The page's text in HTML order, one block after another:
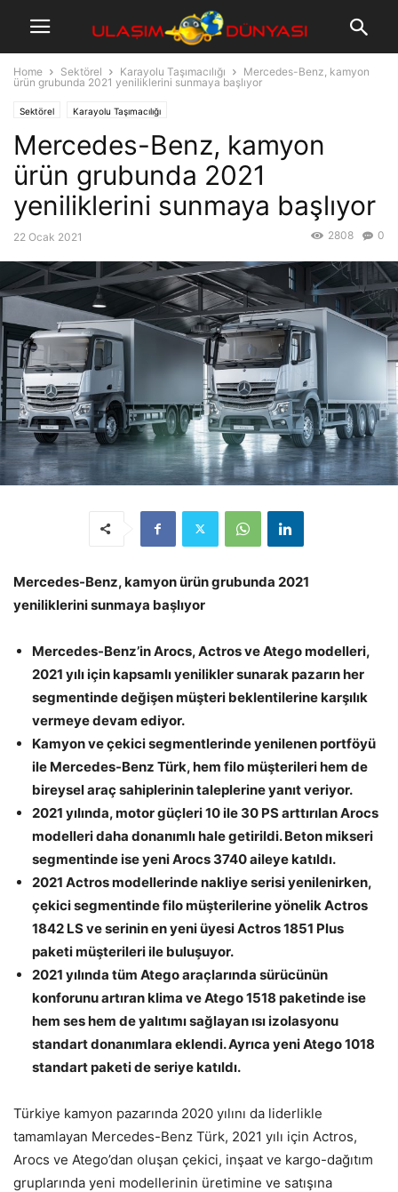
Home Sektörel Karayolu Taşımacılığı
Mercedes-Benz, kamyon
ürün grubunda 2021 yeniliklerini sunmaya başlıyor
Sektörel Karayolu Taşımacılığı
Mercedes-Benz, kamyon
ürün grubunda 2021
yeniliklerini sunmaya başlıyor
22 Ocak 2021 0
2808
Mercedes-Benz, kamyon ürün grubunda 2021
yeniliklerini sunmaya başlıyor
Mercedes-Benz’in Arocs, Actros ve Atego modelleri,
2021 yılı için kapsamlı yenilikler sunarak pazarın her
segmentinde değişen müşteri beklentilerine karşılık
vermeye devam ediyor.
Kamyon ve çekici segmentlerinde yenilenen portföyü
ile Mercedes-Benz Türk, hem filo müşterileri hem de
bireysel araç sahiplerinin taleplerine yanıt veriyor.
2021 yılında, motor güçleri 10 ile 30 PS arttırılan Arocs
modelleri daha donanımlı hale getirildi. Beton mikseri
segmentinde ise yeni Arocs 3740 aileye katıldı.
2021 Actros modellerinde nakliye serisi yenilenirken,
çekici segmentinde filo müşterilerine yönelik Actros
1842 LS ve serinin en yeni üyesi Actros 1851 Plus
paketi müşterileri ile buluşuyor.
2021 yılında tüm Atego araçlarında sürücünün
konforunu artıran klima ve Atego 1518 paketinde ise
hem ses hem de yalıtımı sağlayan ısı izolasyonu
standart donanımlara eklendi. Ayrıca yeni Atego 1018
standart paketi de seriye katıldı.
Türkiye kamyon pazarında 2020 yılını da liderlikle
tamamlayan Mercedes-Benz Türk, 2021 yılı için Actros,
Arocs ve Atego’dan oluşan çekici, inşaat ve kargo-dağıtım
gruplarında yeni modellerinin üretimine ve satışına